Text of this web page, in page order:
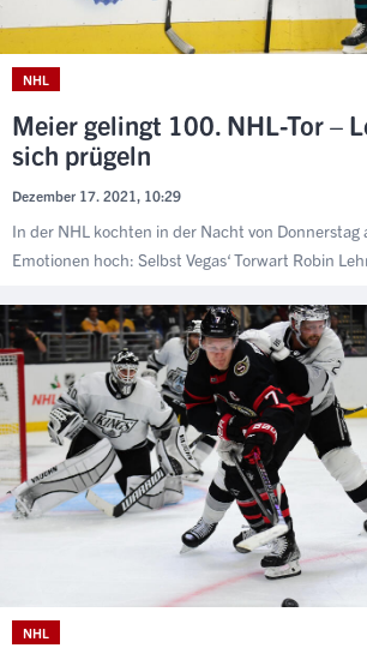
NHL
Meier gelingt 100. NHL-Tor –
sich prügeln
Dezember 17. 2021, 10:29
In der NHL kochten in der Nacht von Donnerstag
Emotionen hoch: Selbst Vegas‘ Torwart Robin
NHL